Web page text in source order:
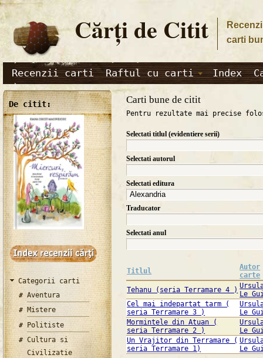
Cărţi de Citit
carti
Recenzii carti Raftul cu carti Index
De citit:
Categorii carti
Aventura
Mistere
Politiste
Cultura si
Civilizatie
Carti bune de citit
Pentru rezultate mai precise
Selectati titlul (evidentiere serii)
Selectati autorul
Selectati editura
Traducator
Selectati anul
Titlul
Autor
carte
Tehanu (seria Terramare 4 ) Le
Cel mai indepartat tarm (
seria Terramare 3 )
Le
Mormintele din Atuan (
seria Terramare 2 )
Le
Un Vrajitor din Terramare (
seria Terramare 1)
Le